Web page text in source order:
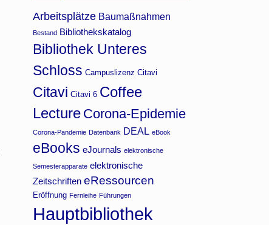
Arbeitsplätze Baumaßnahmen
Bestand Bibliothekskatalog
Bibliothek Unteres
Schloss Campuslizenz Citavi
Citavi Citavi 6 Coffee
Lecture Corona-Epidemie
Corona-Pandemie Datenbank DEAL eBook
eBooks eJournals elektronische
Semesterapparate elektronische
Zeitschriften eRessourcen
Eröffnung Fernleihe Führungen
Hauptbibliothek